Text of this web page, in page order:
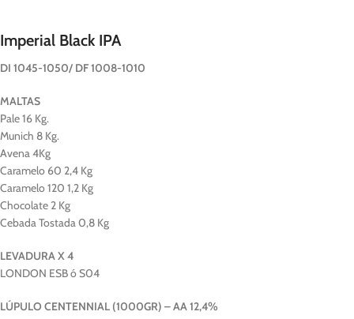
Imperial Black IPA
DI 1045-1050/ DF 1008-1010
MALTAS
Pale 16 Kg.
Munich 8 Kg.
Avena 4Kg
Caramelo 60 2,4 Kg
Caramelo 120 1,2 Kg
Chocolate 2 Kg
Cebada Tostada 0,8 Kg
LEVADURA X 4
LONDON ESB ó S04
LÚPULO CENTENNIAL (1000GR) – AA 12,4%